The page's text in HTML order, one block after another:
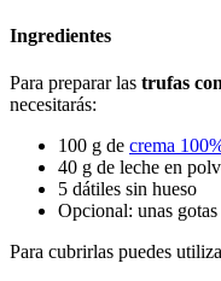
Ingredientes
Para preparar las trufas
necesitarás:
100 g de crema
40 g de leche en
5 dátiles sin hueso
Opcional: unas
Para cubrirlas puedes